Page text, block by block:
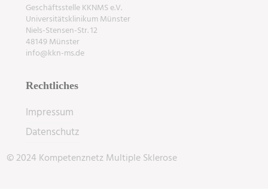
Geschäftsstelle KKNMS e.V.
Universitätsklinikum Münster
Niels-Stensen-Str. 12
48149 Münster
info@kkn-ms.de
Rechtliches
Impressum
Datenschutz
© 2024 Kompetenznetz Multiple Sklerose